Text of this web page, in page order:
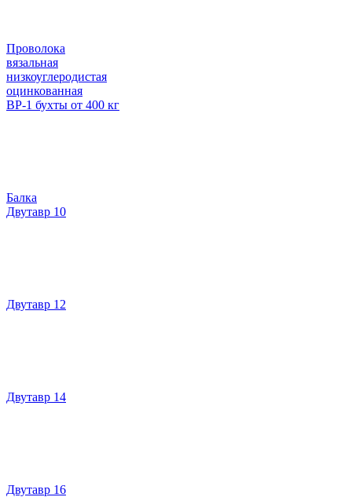
Проволока
вязальная
низкоуглеродистая
оцинкованная
ВР-1 бухты от 400 кг
Балка
Двутавр 10
Двутавр 12
Двутавр 14
Двутавр 16